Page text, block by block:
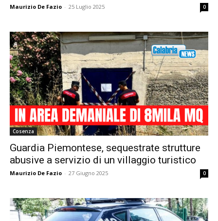
Maurizio De Fazio - 25 Luglio 2025 0
Cosenza
Guardia Piemontese, sequestrate strutture
abusive a servizio di un villaggio turistico
Maurizio De Fazio - 27 Giugno 2025 0